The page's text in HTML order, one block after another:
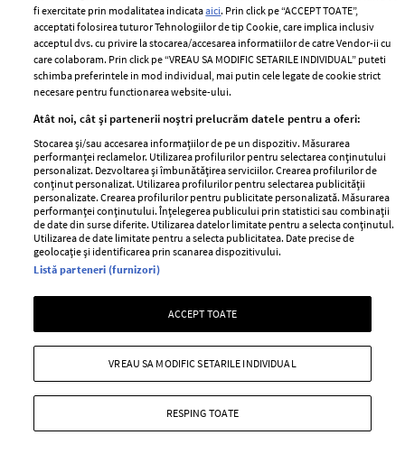
Cele mai citite
BEAUTY BEAUTY TIPS
Despre ELLE
Romania
Contact
Politica de
confidențialitate
Politica de cookies
Publicitate
fi exercitate prin modalitatea indicataaici. Prin click pe “ACCEPT TOATE”,
acceptati folosirea tuturor Tehnologiilor de tip Cookie, care implica inclusiv
acceptul dvs. cu privire la stocarea/accesarea informatiilor de catre Vendor-ii cu
care colaboram. Prin click pe “VREAU SA MODIFIC SETARILE INDIVIDUAL” puteti
schimba preferintele in mod individual, mai putin cele legate de cookie strict
necesare pentru functionarea website-ului.
Atât noi, cât și partenerii noștri prelucrăm datele pentru a oferi:
Stocarea și/sau accesarea informațiilor de pe un dispozitiv. Măsurarea
performanței reclamelor. Utilizarea profilurilor pentru selectarea conținutului
personalizat. Dezvoltarea și îmbunătățirea serviciilor. Crearea profilurilor de
conținut personalizat. Utilizarea profilurilor pentru selectarea publicității
personalizate. Crearea profilurilor pentru publicitate personalizată. Măsurarea
performanței conținutului. Înțelegerea publicului prin statistici sau combinații
de date din surse diferite. Utilizarea datelor limitate pentru a selecta conținutul.
Utilizarea de date limitate pentru a selecta publicitatea. Date precise de
geolocație și identificarea prin scanarea dispozitivului.
Listă parteneri (furnizori)
ACCEPT TOATE
RESPING TOATE
VREAU SA MODIFIC SETARILE INDIVIDUAL